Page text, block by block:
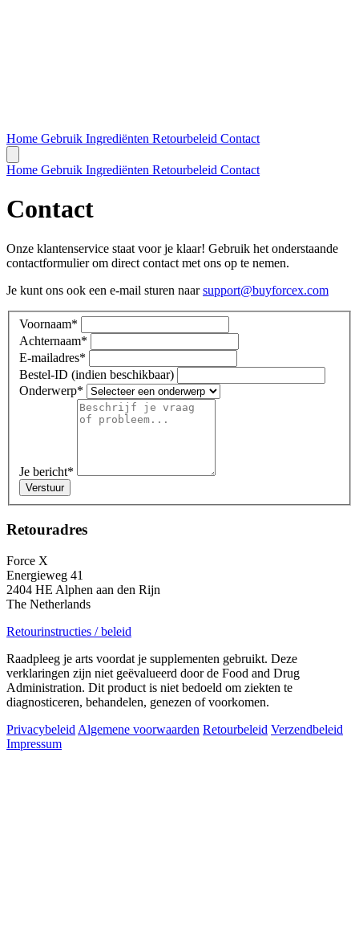
Home Gebruik Ingrediënten Retourbeleid Contact
Home Gebruik Ingrediënten Retourbeleid Contact
Contact
Onze klantenservice staat voor je klaar! Gebruik het onderstaande
contactformulier om direct contact met ons op te nemen.
Je kunt ons ook een e-mail sturen naarsupport@buyforcex.com
Voornaam*
Achternaam*
E-mailadres*
Bestel-ID (indien beschikbaar)
Onderwerp*
Je bericht*
Verstuur
Retouradres
Force X
Energieweg 41
2404 HE Alphen aan den Rijn
The Netherlands
Retourinstructies / beleid
Raadpleeg je arts voordat je supplementen gebruikt. Deze
verklaringen zijn niet geëvalueerd door de Food and Drug
Administration. Dit product is niet bedoeld om ziekten te
diagnosticeren, behandelen, genezen of voorkomen.
Privacybeleid Algemene voorwaarden Retourbeleid Verzendbeleid
Impressum